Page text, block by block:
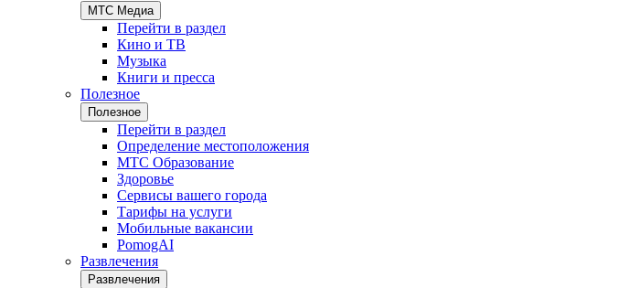
МТС Медиа
Перейти в раздел
Кино и ТВ
Музыка
Книги и пресса
Полезное
Полезное
Перейти в раздел
Определение местоположения
МТС Образование
Здоровье
Сервисы вашего города
Тарифы на услуги
Мобильные вакансии
PomogAI
Развлечения
Развлечения